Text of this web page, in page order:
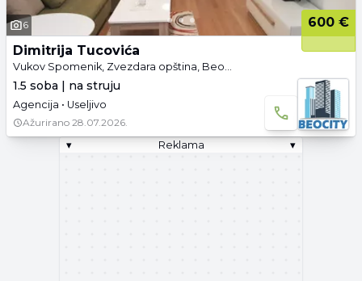
6
600 €
Dimitrija Tucovića
Vukov Spomenik, Zvezdara opština, Beograd
1.5 soba | na struju
Agencija • Useljivo
Ažurirano 28.07.2026.
▾
Reklama ▾